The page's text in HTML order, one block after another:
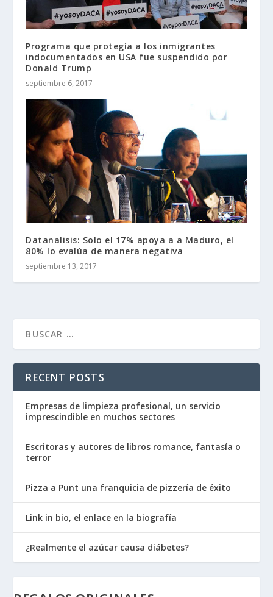
Programa que protegía a los inmigrantes
indocumentados en USA fue suspendido por
Donald Trump
septiembre 6, 2017
Datanalisis: Solo el 17% apoya a a Maduro, el
80% lo evalúa de manera negativa
septiembre 13, 2017
RECENT POSTS
Empresas de limpieza profesional, un servicio
imprescindible en muchos sectores
Escritoras y autores de libros romance, fantasía o
terror
Pizza a Punt una franquicia de pizzería de éxito
Link in bio, el enlace en la biografía
¿Realmente el azúcar causa diábetes?